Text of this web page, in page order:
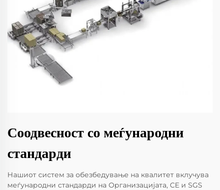
Соодвесност со меѓународни
стандарди
Нашиот систем за обезбедување на квалитет вклучува
меѓународни стандарди на Организацијата, CE и SGS